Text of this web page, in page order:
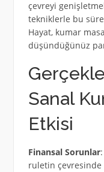
çevreyi
tekniklerle bu
Hayat, kumar
düşündüğünüz
Sanal
Etkisi
Finansal Sorunlar
ruletin